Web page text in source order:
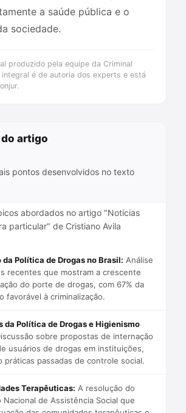
a saúde pública e o
sociedade.
produzido pela equipe da Criminal
integral é de autoria dos experts e está
artigo
pontos desenvolvidos no texto
abordados no artigo "Notícias
particular" de Cristiano Avila
da Política de Drogas no Brasil: Análise
recentes que mostram a crescente
do porte de drogas, com 67% da
favorável à criminalização.
da Política de Drogas e Higienismo
sobre propostas de internação
usuários de drogas em instituições,
práticas passadas de controle social.
Terapêuticas: A resolução do
Nacional de Assistência Social que